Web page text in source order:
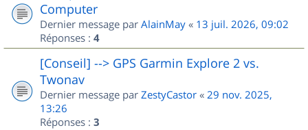
Computer
Dernier message par AlainMay « 13 juil. 2026, 09:02
Réponses : 4
[Conseil] --> GPS Garmin Explore 2 vs.
Twonav
Dernier message par ZestyCastor « 29 nov. 2025,
13:26
Réponses : 3